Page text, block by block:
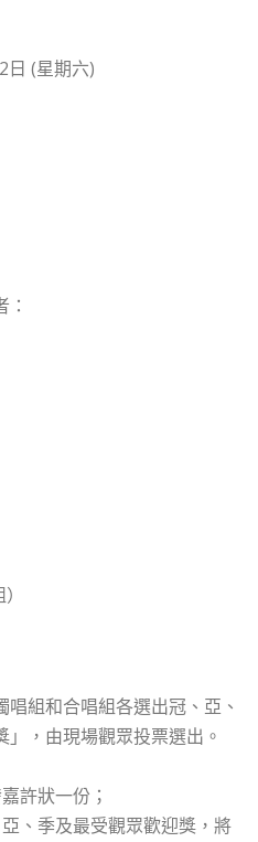
日 (星期六)
組和合唱組各選出冠、亞、
，由現場觀眾投票選出。
許狀一份；
、季及最受觀眾歡迎獎，將